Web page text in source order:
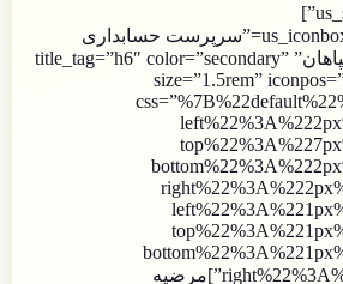
[us_iconbox icon=”fas|user” title=”سرپرست حسابداری
سپاهان” title_tag=”h6″ color=”secondary”
size=”1.5rem”
right%22%3A%221px%22%7D%7D”]مرضیه